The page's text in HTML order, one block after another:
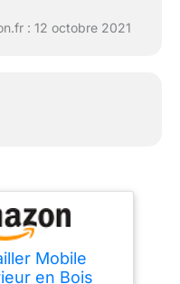
: 12 octobre 2021
Mobile
en Bois